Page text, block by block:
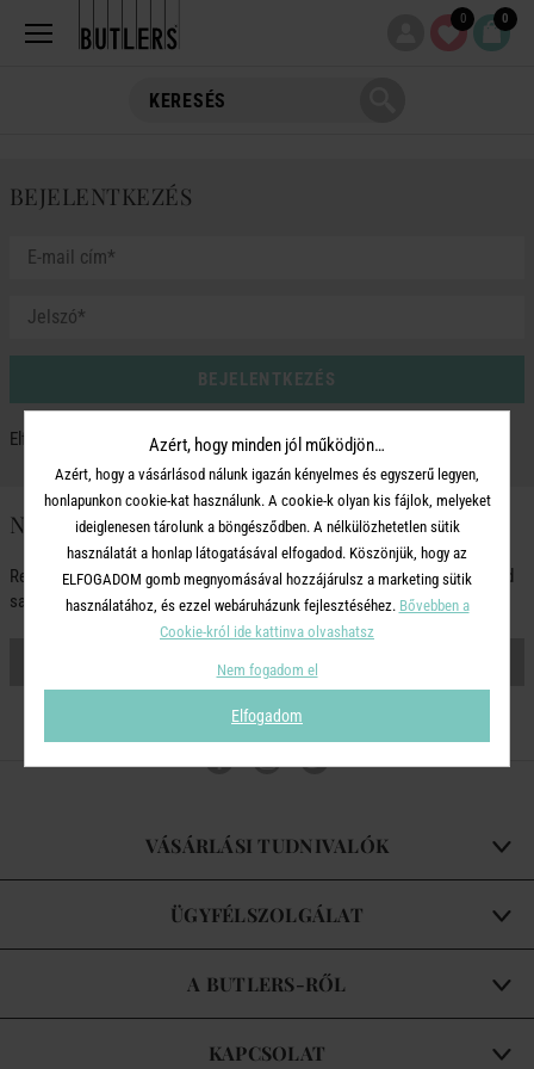
0 0
BEJELENTKEZÉS
BEJELENTKEZÉS
Elfelejtetted jelszavad?
NINCS FIÓKOD?
Regisztrálj most, hogy kényelmesen kezeld rendeléseidet és elkészíthesd
saját bevásárlólistádat
FIÓK LÉTREHOZÁSA
VÁSÁRLÁSI TUDNIVALÓK
ÜGYFÉLSZOLGÁLAT
A BUTLERS-RŐL
KAPCSOLAT
Azért, hogy minden jól működjön…
Azért, hogy a vásárlásod nálunk igazán kényelmes és egyszerű legyen,
honlapunkon cookie-kat használunk. A cookie-k olyan kis fájlok, melyeket
ideiglenesen tárolunk a böngésződben. A nélkülözhetetlen sütik
használatát a honlap látogatásával elfogadod. Köszönjük, hogy az
ELFOGADOM gomb megnyomásával hozzájárulsz a marketing sütik
használatához, és ezzel webáruházunk fejlesztéséhez. Bővebben a
Cookie-król ide kattinva olvashatsz
Nem fogadom el
Elfogadom